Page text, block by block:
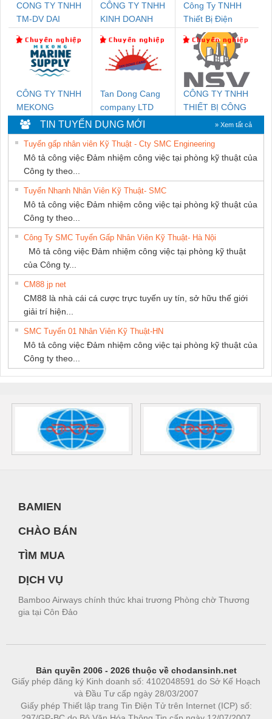
CONG TY TNHH
TM-DV DAI
CÔNG TY TNHH
KINH DOANH
PHƯƠNG NAM
Công Ty TNHH
Thiết Bị Điện
Nam Quốc Thịnh
CÔNG TY TNHH
MEKONG
MARINE SUPPLY
Tan Dong Cang
company LTD
CÔNG TY TNHH
THIẾT BỊ CÔNG
NGHIỆP NIHON
SETSUBI VIỆT
NAM
TIN TUYỂN DỤNG MỚI » Xem tất cả
Tuyển gấp nhân viên Kỹ Thuật - Cty SMC Engineering
Mô tả công việc Đảm nhiệm công việc tại phòng kỹ thuật của
Công ty theo...
Tuyển Nhanh Nhân Viên Kỹ Thuật- SMC
Mô tả công việc Đảm nhiệm công việc tại phòng kỹ thuật của
Công ty theo...
Công Ty SMC Tuyển Gấp Nhân Viên Kỹ Thuật- Hà Nội
Mô tả công việc Đảm nhiệm công việc tại phòng kỹ thuật
của Công ty...
CM88 jp net
CM88 là nhà cái cá cược trực tuyến uy tín, sở hữu thế giới
giải trí hiện...
SMC Tuyển 01 Nhân Viên Kỹ Thuật-HN
Mô tả công việc Đảm nhiệm công việc tại phòng kỹ thuật của
Công ty theo...
BAMIEN
CHÀO BÁN
TÌM MUA
DỊCH VỤ
Bamboo Airways chính thức khai trương Phòng chờ Thương
gia tại Côn Đảo
Bản quyền 2006 - 2026 thuộc về chodansinh.net
Giấy phép đăng ký Kinh doanh số: 4102048591 do Sở Kế Hoạch
và Đầu Tư cấp ngày 28/03/2007
Giấy phép Thiết lập trang Tin Điện Tử trên Internet (ICP) số: